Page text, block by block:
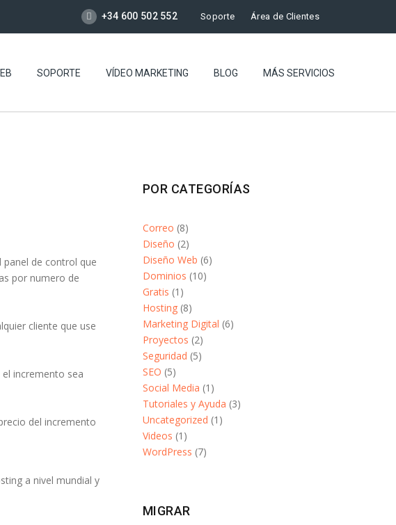
Soporte Área de Clientes
+34 600 502 552
SOPORTE VÍDEO MARKETING BLOG MÁS SERVICIOS
panel de control que
por numero de
cliente que use
incremento sea
del incremento
a nivel mundial y
POR CATEGORÍAS
Correo (8)
Diseño (2)
Diseño Web (6)
Dominios (10)
Gratis (1)
Hosting(8)
Marketing Digital (6)
Proyectos (2)
Seguridad (5)
SEO (5)
Social Media (1)
Tutoriales y Ayuda (3)
Uncategorized (1)
Videos (1)
WordPress (7)
MIGRAR